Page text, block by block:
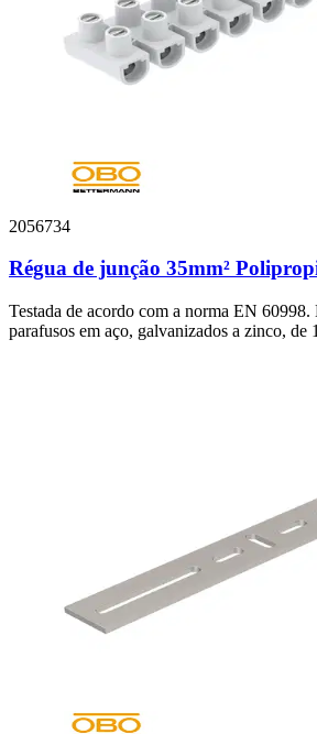
2056734
Régua de junção 35mm²
Testada de acordo com a norma EN 60998.
parafusos em aço, galvanizados a zinco, de